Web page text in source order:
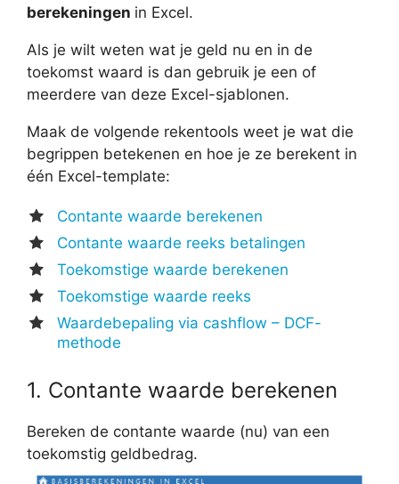
berekeningen in Excel.
Als je wilt weten wat je geld nu en in de
toekomst waard is dan gebruik je een of
meerdere van deze Excel-sjablonen.
Maak de volgende rekentools weet je wat die
begrippen betekenen en hoe je ze berekent in
één Excel-template:
Contante waarde berekenen
Contante waarde reeks betalingen
Toekomstige waarde berekenen
Toekomstige waarde reeks
Waardebepaling via cashflow – DCF-
methode
1. Contante waarde berekenen
Bereken de contante waarde (nu) van een
toekomstig geldbedrag.